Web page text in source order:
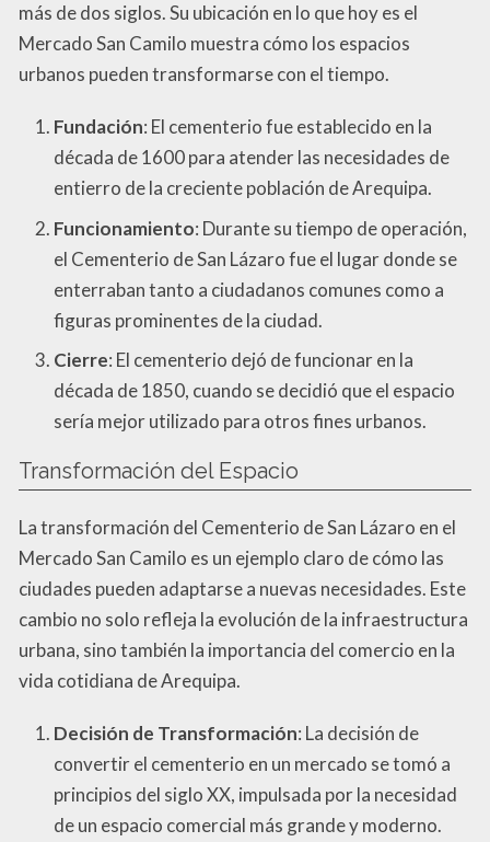
más de dos siglos. Su ubicación en lo que hoy es el
Mercado San Camilo muestra cómo los espacios
urbanos pueden transformarse con el tiempo.
Fundación: El cementerio fue establecido en la
década de 1600 para atender las necesidades de
entierro de la creciente población de Arequipa.
Funcionamiento: Durante su tiempo de operación,
el Cementerio de San Lázaro fue el lugar donde se
enterraban tanto a ciudadanos comunes como a
figuras prominentes de la ciudad.
Cierre: El cementerio dejó de funcionar en la
década de 1850, cuando se decidió que el espacio
sería mejor utilizado para otros fines urbanos.
Transformación del Espacio
La transformación del Cementerio de San Lázaro en el
Mercado San Camilo es un ejemplo claro de cómo las
ciudades pueden adaptarse a nuevas necesidades. Este
cambio no solo refleja la evolución de la infraestructura
urbana, sino también la importancia del comercio en la
vida cotidiana de Arequipa.
Decisión de Transformación: La decisión de
convertir el cementerio en un mercado se tomó a
principios del siglo XX, impulsada por la necesidad
de un espacio comercial más grande y moderno.